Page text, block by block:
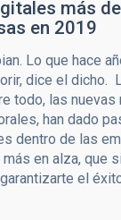
más
en 2019
Lo que hace
dice el dicho.
todo, las
han dado
dentro de las
más en alza, que
el